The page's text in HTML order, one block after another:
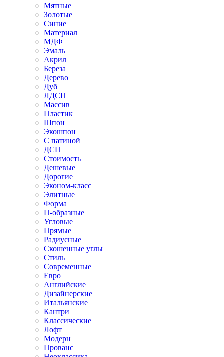
Мятные
Золотые
Синие
Материал
МДФ
Эмаль
Акрил
Береза
Дерево
Дуб
ЛДСП
Массив
Пластик
Шпон
Экошпон
С патиной
ДСП
Стоимость
Дешевые
Дорогие
Эконом-класс
Элитные
Форма
П-образные
Угловые
Прямые
Радиусные
Скошенные углы
Стиль
Современные
Евро
Английские
Дизайнерские
Итальянские
Кантри
Классические
Лофт
Модерн
Прованс